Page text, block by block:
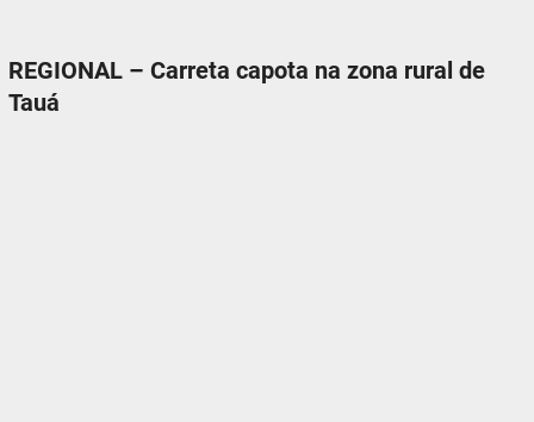
REGIONAL – Carreta capota na zona rural de
Tauá